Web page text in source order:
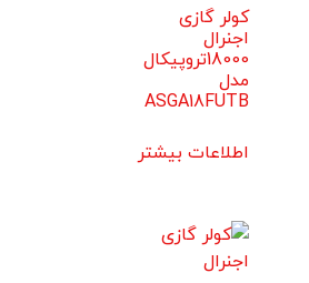
کولر گازی
اجنرال
18000تروپیکال
مدل
ASGA18FUTB
اطلاعات بیشتر